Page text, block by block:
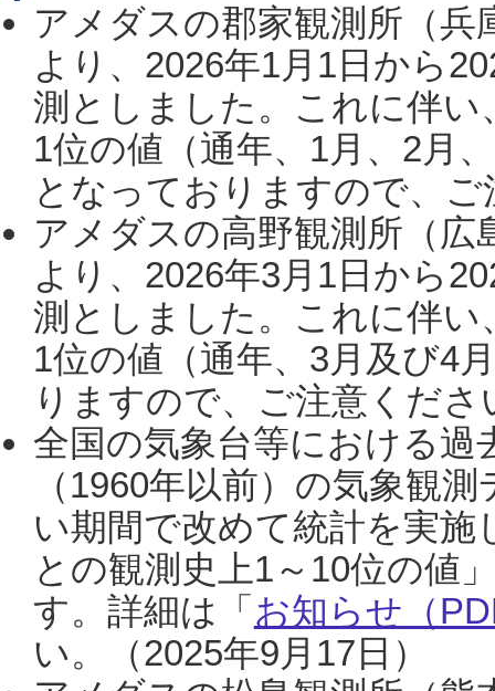
アメダスの郡家観測所（
より、2026年1月1日から
測としました。これに伴い
1位の値（通年、1月、2月
となっておりますので、
アメダスの高野観測所（
より、2026年3月1日から
測としました。これに伴い
1位の値（通年、3月及び4
りますので、ご注意くだ
全国の気象台等における過
（1960年以前）の気象観
い期間で改めて統計を実
との観測史上1～10位の値
す。詳細は「 お知らせ（
い。（2025年9月17日）